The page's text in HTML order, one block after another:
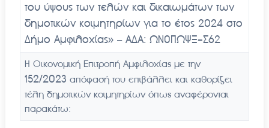
του ύψους των τελών και δικαιωμάτων των
δημοτικών κοιμητηρίων για το έτος 2024 στο
Δήμο Αμφιλοχίας» – ΑΔΑ: ΩΝ0ΠΩΨΞ-Σ62
Η Οικονομική Επιτροπή Αμφιλοχίας με την
152/2023 απόφασή του επιβάλλει και καθορίζει
τέλη δημοτικών κοιμητηρίων όπως αναφέρονται
παρακάτω: